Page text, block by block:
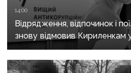
14:00
Відрядження, відпочинок і
знову відмовив Кириленкам